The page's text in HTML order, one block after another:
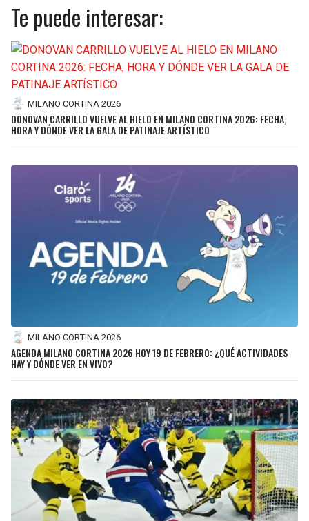
Te puede interesar:
MILANO CORTINA 2026
DONOVAN CARRILLO VUELVE AL HIELO EN MILANO CORTINA 2026: FECHA,
HORA Y DÓNDE VER LA GALA DE PATINAJE ARTÍSTICO
MILANO CORTINA 2026
AGENDA MILANO CORTINA 2026 HOY 19 DE FEBRERO: ¿QUÉ ACTIVIDADES
HAY Y DÓNDE VER EN VIVO?